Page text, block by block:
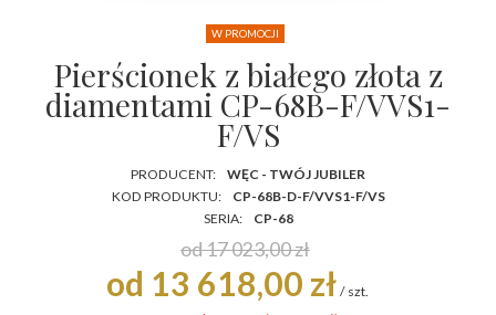
W PROMOCJI
Pierścionek z białego złota z
diamentami CP-68B-F/VVS1-
F/VS
PRODUCENT:
WĘC - TWÓJ JUBILER
KOD PRODUKTU:
CP-68B-D-F/VVS1-F/VS
SERIA:
CP-68
od 17 023,00 zł
od 13 618,00 zł / szt.